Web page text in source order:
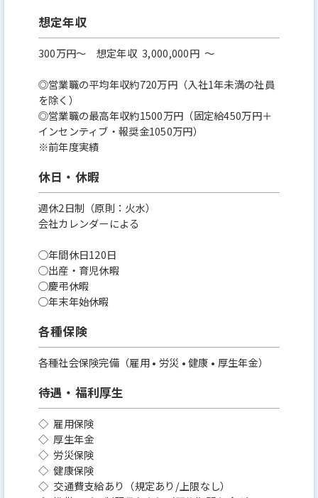
想定年収
300万円〜 想定年収 3,000,000円 ～
◎営業職の平均年収約720万円（入社1年未満の社員
を除く）
◎営業職の最高年収約1500万円（固定給450万円＋
インセンティブ・報奨金1050万円）
※前年度実績
休日・休暇
週休2日制（原則：火水）
会社カレンダーによる
○年間休日120日
○出産・育児休暇
○慶弔休暇
○年末年始休暇
各種保険
各種社会保険完備（雇用 • 労災 • 健康 • 厚生年金）
待遇・福利厚生
◇ 雇用保険
◇ 厚生年金
◇ 労災保険
◇ 健康保険
◇ 交通費支給あり（規定あり/上限なし）